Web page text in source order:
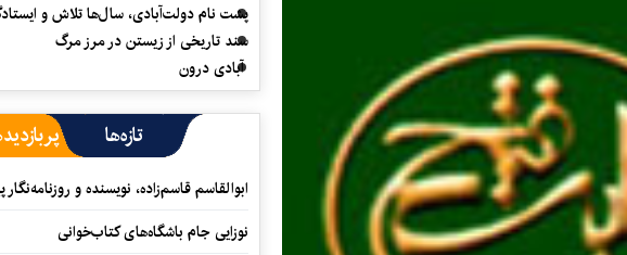
پشت نام دولت‌آبادی، سال‌ها تلاش و
سند تاریخی از زیستن در مرز مرگ
آبادی درون
تازه‌ها
ابوالقاسم قاسم‌زاده، نویسنده و
نوزایی جام باشگاه‌های کتاب‌خوانی